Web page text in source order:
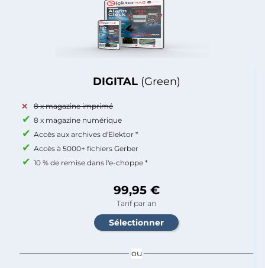
DIGITAL (Green)
8 x magazine imprimé
8 x magazine numérique
Accès aux archives d'Elektor *
Accès à 5000+ fichiers Gerber
10 % de remise dans l'e-choppe *
99,95 €
Tarif par an
ou